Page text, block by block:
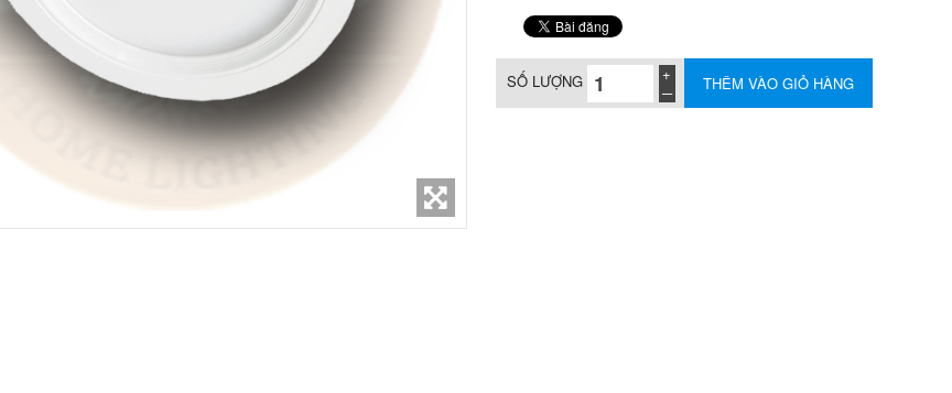
SỐ LƯỢNG THÊM VÀO GIỎ HÀNG